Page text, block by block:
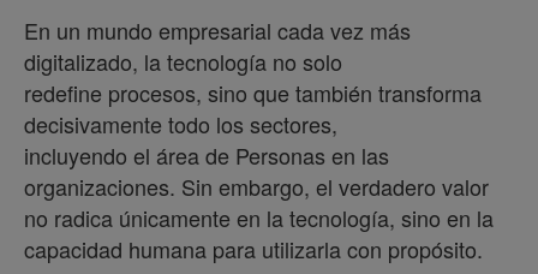
En un mundo empresarial cada vez más
digitalizado, la tecnología no solo
redefine procesos, sino que también transforma
decisivamente todo los sectores,
incluyendo el área de Personas en las
organizaciones. Sin embargo, el verdadero valor
no radica únicamente en la tecnología, sino en la
capacidad humana para utilizarla con propósito.